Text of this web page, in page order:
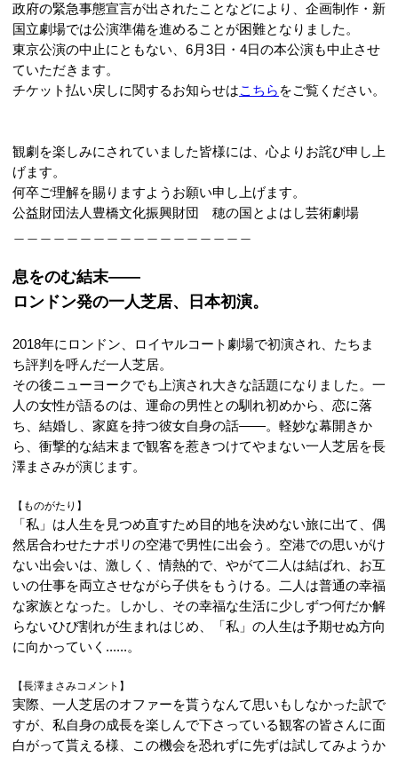
政府の緊急事態宣言が出されたことなどにより、企画制作・新
国立劇場では公演準備を進めることが困難となりました。
東京公演の中止にともない、6月3日・4日の本公演も中止させ
ていただきます。
チケット払い戻しに関するお知らせはこちら をご覧ください。
観劇を楽しみにされていました皆様には、心よりお詫び申し上
げます。
何卒ご理解を賜りますようお願い申し上げます。
公益財団法人豊橋文化振興財団 穂の国とよはし芸術劇場
息をのむ結末――
ロンドン発の一人芝居、日本初演。
2018年にロンドン、ロイヤルコート劇場で初演され、たちま
ち評判を呼んだ一人芝居。
その後ニューヨークでも上演され大きな話題になりました。一
人の女性が語るのは、運命の男性との馴れ初めから、恋に落
ち、結婚し、家庭を持つ彼女自身の話――。軽妙な幕開きか
ら、衝撃的な結末まで観客を惹きつけてやまない一人芝居を長
澤まさみが演じます。
【ものがたり】
「私」は人生を見つめ直すため目的地を決めない旅に出て、偶
然居合わせたナポリの空港で男性に出会う。空港での思いがけ
ない出会いは、激しく、情熱的で、やがて二人は結ばれ、お互
いの仕事を両立させながら子供をもうける。二人は普通の幸福
な家族となった。しかし、その幸福な生活に少しずつ何だか解
らないひび割れが生まれはじめ、「私」の人生は予期せぬ方向
に向かっていく......。
【長澤まさみコメント】
実際、一人芝居のオファーを貰うなんて思いもしなかった訳で
すが、私自身の成長を楽しんで下さっている観客の皆さんに面
白がって貰える様、この機会を恐れずに先ずは試してみようか